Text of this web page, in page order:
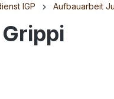
IGP Aufbauarbeit